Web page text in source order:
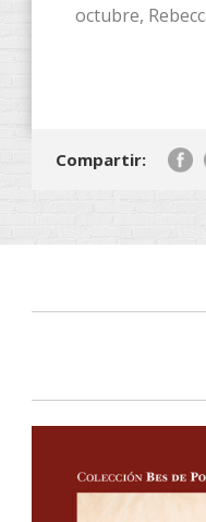
octubre,
Compartir: